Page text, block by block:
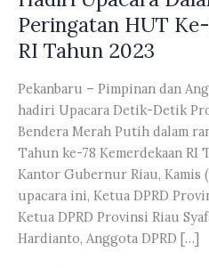
Peringatan HUT
RI Tahun 2023
Pekanbaru – Pimpinan dan
hadiri Upacara Detik-Detik
Bendera Merah Putih dalam
Tahun ke-78 Kemerdekaan RI
Kantor Gubernur Riau, Kamis
upacara ini, Ketua DPRD
Ketua DPRD Provinsi Riau
Hardianto, Anggota DPRD […]